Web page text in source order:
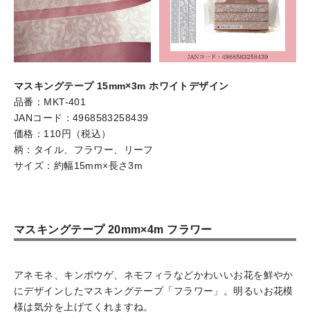
マスキングテープ 15mm×3m ホワイトデザイン
品番：MKT-401
JANコード：4968583258439
価格：110円（税込）
柄：タイル、フラワー、リーフ
サイズ：約幅15mm×長さ3m
マスキングテープ 20mm×4m フラワー
アネモネ、キンポウゲ、ネモフィラなどかわいいお花を鮮やか
にデザインしたマスキングテープ「フラワー」。明るいお花模
様は気分を上げてくれますね。